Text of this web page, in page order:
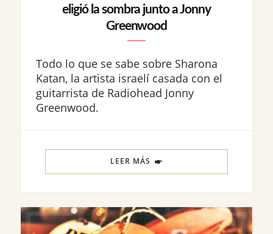
eligió la sombra junto a Jonny
Greenwood
Todo lo que se sabe sobre Sharona
Katan, la artista israelí casada con el
guitarrista de Radiohead Jonny
Greenwood.
LEER MÁS